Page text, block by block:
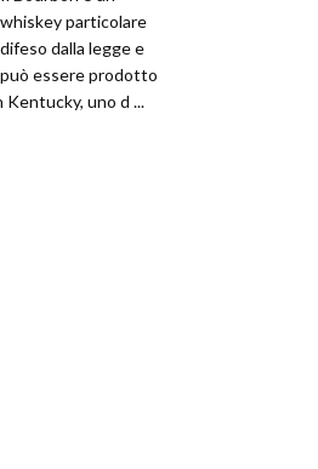
whiskey particolare
difeso dalla legge e
può essere prodotto
Kentucky, uno d ...